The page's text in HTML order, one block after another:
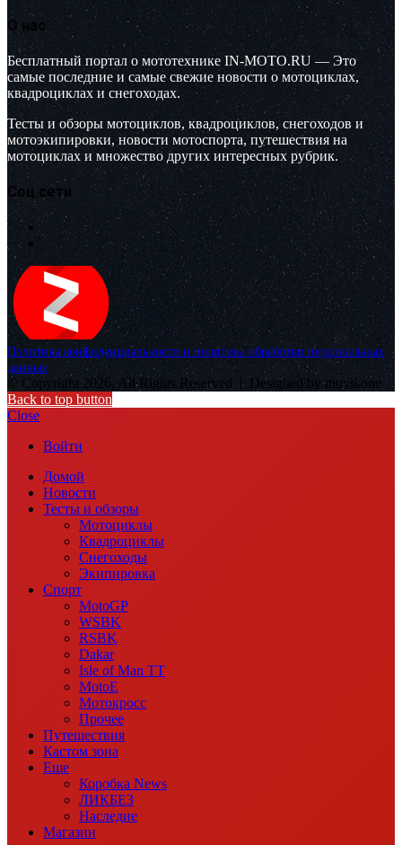
О нас
Бесплатный портал о мототехнике IN-MOTO.RU — Это
самые последние и самые свежие новости о мотоциклах,
квадроциклах и снегоходах.
Тесты и обзоры мотоциклов, квадроциклов, снегоходов и
мотоэкипировки, новости мотоспорта, путешествия на
мотоциклах и множество других интересных рубрик.
Соц.сети
Политика конфиденциальности и политика обработки персональных
данных
© Copyright 2026, All Rights Reserved | Designed by muvikone
Back to top button
Close
Войти
Домой
Новости
Тесты и обзоры
Мотоциклы
Квадроциклы
Снегоходы
Экипировка
Спорт
MotoGP
WSBK
RSBK
Dakar
Isle of Man TT
MotoE
Мотокросс
Прочее
Путешествия
Кастом зона
Еще
Коробка News
ЛИКБЕЗ
Наследие
Магазин